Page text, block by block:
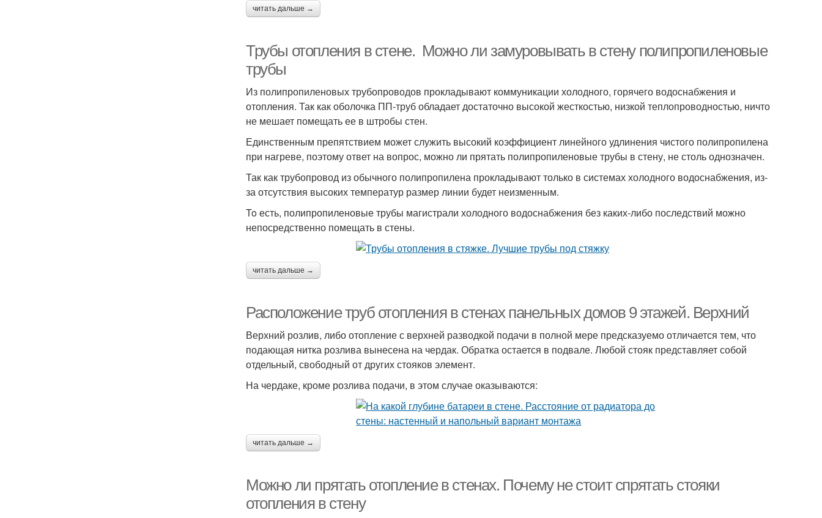
читать дальше →
Трубы отопления в стене. Можно ли замуровывать в стену полипропиленовые
трубы
Из полипропиленовых трубопроводов прокладывают коммуникации холодного, горячего водоснабжения и
отопления. Так как оболочка ПП-труб обладает достаточно высокой жесткостью, низкой теплопроводностью, ничто
не мешает помещать ее в штробы стен.
Единственным препятствием может служить высокий коэффициент линейного удлинения чистого полипропилена
при нагреве, поэтому ответ на вопрос, можно ли прятать полипропиленовые трубы в стену, не столь однозначен.
Так как трубопровод из обычного полипропилена прокладывают только в системах холодного водоснабжения, из-
за отсутствия высоких температур размер линии будет неизменным.
To есть, полипропиленовые трубы магистрали холодного водоснабжения без каких-либо последствий можно
непосредственно помещать в стены.
читать дальше →
Расположение труб отопления в стенах панельных домов 9 этажей. Верхний
Верхний розлив, либо отопление с верхней разводкой подачи в полной мере предсказуемо отличается тем, что
подающая нитка розлива вынесена на чердак. Обратка остается в подвале. Любой стояк представляет собой
отдельный, свободный от других стояков элемент.
На чердаке, кроме розлива подачи, в этом случае оказываются:
читать дальше →
Можно ли прятать отопление в стенах. Почему не стоит спрятать стояки
отопления в стену